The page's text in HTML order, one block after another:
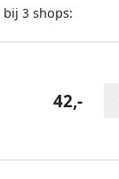
bij 3 shops:
42,-